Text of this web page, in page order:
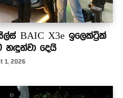
BAIC X3e ඉලෙක්ට්‍රික්
හඳුන්වා දෙයි
1, 2026